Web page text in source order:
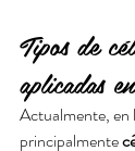
Tipos de
aplicadas
Actualmente, en
principalmente